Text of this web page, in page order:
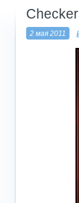
2 мая 2011